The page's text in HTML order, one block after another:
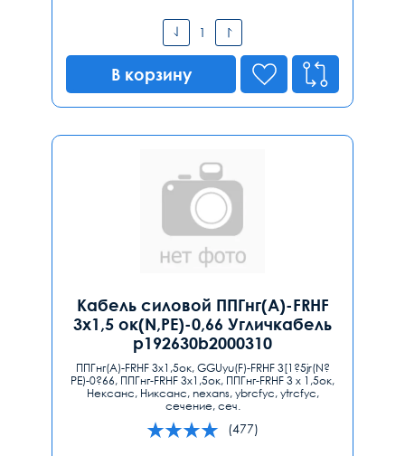
В корзину
Кабель силовой ППГнг(А)-FRHF
3х1,5 ок(N,PE)-0,66 Угличкабель
p192630b2000310
ППГнг(А)-FRHF 3х1,5ок, GGUyu(F)-FRHF 3[1?5jr(N?
PE)-0?66, ППГнг-FRHF 3х1,5ок, ППГнг-FRHF 3 х 1,5ок,
Нексанс, Никсанс, nexans, ybrcfyc, ytrcfyc,
сечение, сеч.
(477)